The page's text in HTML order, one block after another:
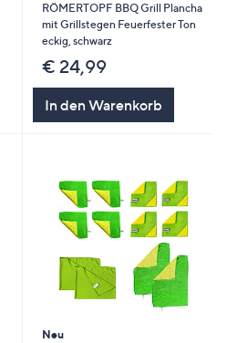
RÖMERTOPF BBQ Grill Plancha
mit Grillstegen Feuerfester Ton
eckig, schwarz
€ 24,99
In den Warenkorb
Neu